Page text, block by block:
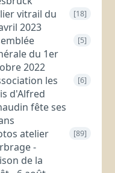
vitrail du
2023
[18]
du 1er
2022
[5]
les
d'Alfred
fête ses
[6]
atelier
-
de la
[89]